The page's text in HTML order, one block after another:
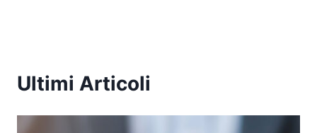
Ultimi Articoli